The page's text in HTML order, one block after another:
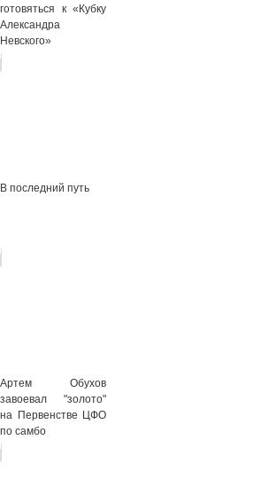
готовяться к «Кубку
Александра
Невского»
В последний путь
Артем Обухов
завоевал "золото"
на Первенстве ЦФО
по самбо